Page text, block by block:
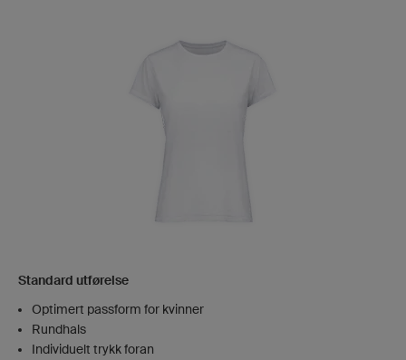
Standard utførelse
Optimert passform for kvinner
Rundhals
Individuelt trykk foran